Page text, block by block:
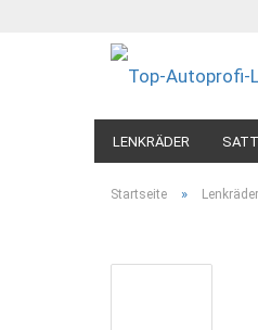
LENKRÄDER
Startseite » Lenkräder